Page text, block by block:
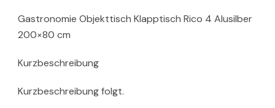
Gastronomie Objekttisch Klapptisch Rico 4 Alusilber
200×80 cm
Kurzbeschreibung
Kurzbeschreibung folgt.